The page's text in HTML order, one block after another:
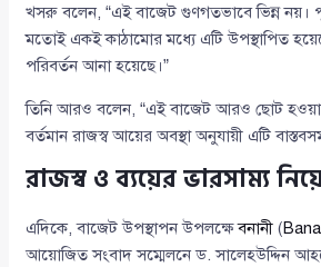
খসরু বলেন, “এই বাজেট গুণগতভাবে ভিন্ন নয়।
মতোই একই কাঠামোর মধ্যে এটি উপস্থাপিত
পরিবর্তন আনা হয়েছে।”
তিনি আরও বলেন, “এই বাজেট আরও ছোট হওয়া
বর্তমান রাজস্ব আয়ের অবস্থা অনুযায়ী এটি
রাজস্ব ও ব্যয়ের ভারসাম্য
এদিকে, বাজেট উপস্থাপন উপলক্ষেবনানী (
আয়োজিত সংবাদ সম্মেলনে ড. সালেহউদ্দিন